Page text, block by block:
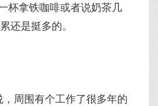
杯拿铁咖啡或者说奶茶几
还是挺多的。
周围有个工作了很多年的